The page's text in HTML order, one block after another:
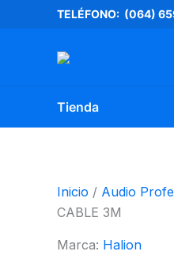
contenido
TELÉFONO: (064)
Tienda
Inicio / Audio
CABLE 3M
Marca: Halion
MICROFONO
HA-
3M